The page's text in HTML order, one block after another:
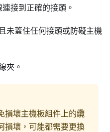
接到正確的接頭。
未蓋住任何接頭或防礙主機
夾。
損壞主機板組件上的纜
損壞，可能都需要更換